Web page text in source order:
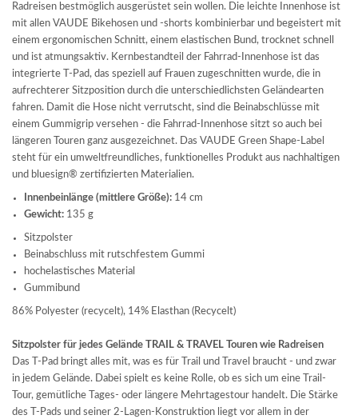
Radreisen bestmöglich ausgerüstet sein wollen. Die leichte Innenhose ist
mit allen VAUDE Bikehosen und -shorts kombinierbar und begeistert mit
einem ergonomischen Schnitt, einem elastischen Bund, trocknet schnell
und ist atmungsaktiv. Kernbestandteil der Fahrrad-Innenhose ist das
integrierte T-Pad, das speziell auf Frauen zugeschnitten wurde, die in
aufrechterer Sitzposition durch die unterschiedlichsten Geländearten
fahren. Damit die Hose nicht verrutscht, sind die Beinabschlüsse mit
einem Gummigrip versehen - die Fahrrad-Innenhose sitzt so auch bei
längeren Touren ganz ausgezeichnet. Das VAUDE Green Shape-Label
steht für ein umweltfreundliches, funktionelles Produkt aus nachhaltigen
und bluesign® zertifizierten Materialien.
Innenbeinlänge (mittlere Größe): 14 cm
Gewicht: 135 g
Sitzpolster
Beinabschluss mit rutschfestem Gummi
hochelastisches Material
Gummibund
86% Polyester (recycelt), 14% Elasthan (Recycelt)
Sitzpolster für jedes Gelände TRAIL & TRAVEL Touren wie Radreisen
Das T-Pad bringt alles mit, was es für Trail und Travel braucht - und zwar
in jedem Gelände. Dabei spielt es keine Rolle, ob es sich um eine Trail-
Tour, gemütliche Tages- oder längere Mehrtagestour handelt. Die Stärke
des T-Pads und seiner 2-Lagen-Konstruktion liegt vor allem in der